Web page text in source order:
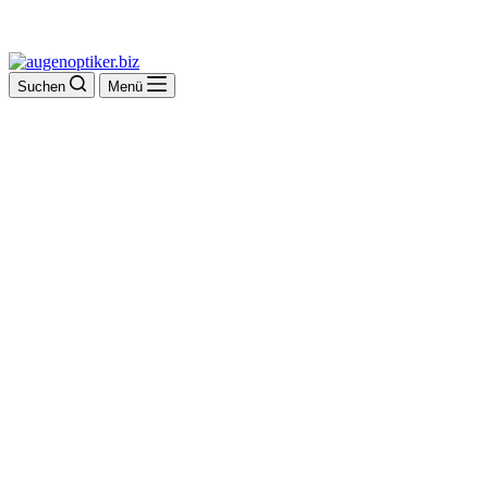
Suchen Menü